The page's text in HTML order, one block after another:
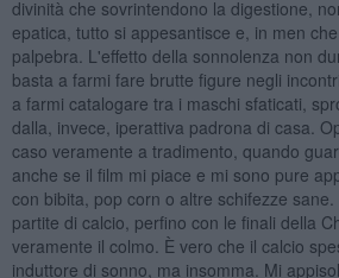
divinità che sovrintendono la digestione,
epatica, tutto si appesantisce e, in men
palpebra. L'effetto della sonnolenza non
basta a farmi fare brutte figure negli
a farmi catalogare tra i maschi sfaticati,
dalla, invece, iperattiva padrona di casa.
caso veramente a tradimento, quando
anche se il film mi piace e mi sono pure
con bibita, pop corn o altre schifezze
partite di calcio, perfino con le finali della
veramente il colmo. È vero che il calcio
induttore di sonno, ma insomma. Mi